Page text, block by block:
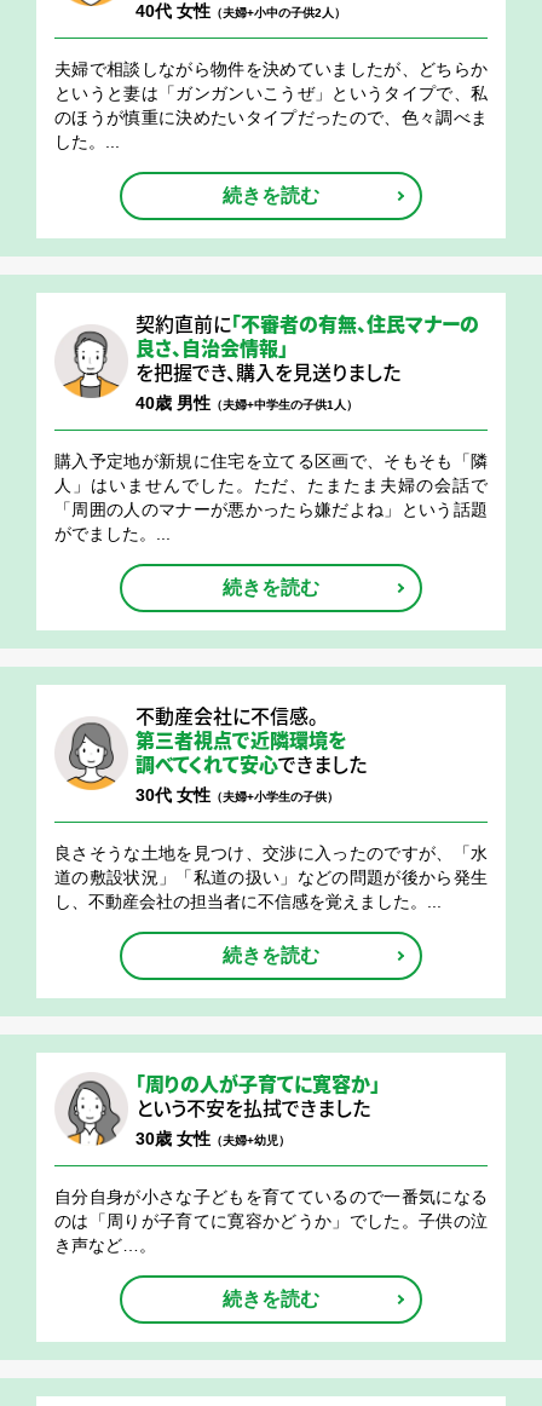
40代 女性 （夫婦+小中の子供2人）
夫婦で相談しながら物件を決めていましたが、どちらか
というと妻は「ガンガンいこうぜ」というタイプで、私
のほうが慎重に決めたいタイプだったので、色々調べま
した。...
続きを読む
契約直前に「不審者の有無、住民マナーの
良さ、自治会情報」
を把握でき、購入を見送りました
40歳 男性 （夫婦+中学生の子供1人）
購入予定地が新規に住宅を立てる区画で、そもそも「隣
人」はいませんでした。ただ、たまたま夫婦の会話で
「周囲の人のマナーが悪かったら嫌だよね」という話題
がでました。...
続きを読む
不動産会社に不信感。
第三者視点で近隣環境を
調べてくれて安心できました
30代 女性 （夫婦+小学生の子供）
良さそうな土地を見つけ、交渉に入ったのですが、「水
道の敷設状況」「私道の扱い」などの問題が後から発生
し、不動産会社の担当者に不信感を覚えました。...
続きを読む
「周りの人が子育てに寛容か」
という不安を払拭できました
30歳 女性 （夫婦+幼児）
自分自身が小さな子どもを育てているので一番気になる
のは「周りが子育てに寛容かどうか」でした。子供の泣
き声など…。
続きを読む